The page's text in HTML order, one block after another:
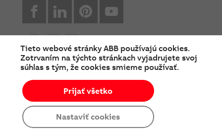
facebookLinkedin Pinterest
© Copyright 2026 ABB
Podmienky používania
Cookies a ochrana súkromia
Tieto webové stránky ABB používajú cookies.
Zotrvaním na týchto stránkach vyjadrujete svoj
súhlas s tým, že cookies smieme používať.
Nastaviť cookies
Prijať všetko